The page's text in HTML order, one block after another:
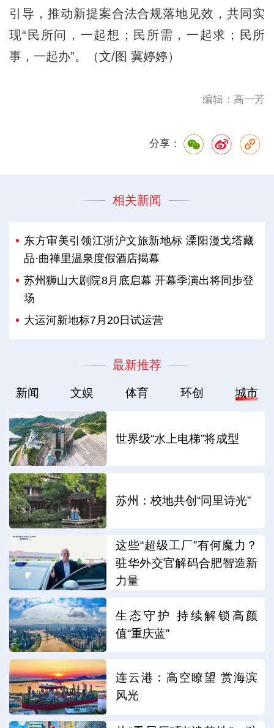
引导，推动新提案合法合规落地见效，共同实
现“民所问，一起想；民所需，一起求；民所
事，一起办”。（文/图 冀婷婷）
编辑：高一芳
分享：
相关新闻
东方审美引领江浙沪文旅新地标 溧阳漫戈塔藏
品·曲禅里温泉度假酒店揭幕
苏州狮山大剧院8月底启幕 开幕季演出将同步登
场
大运河新地标7月20日试运营
最新推荐
新闻 文娱 体育 环创 城市
世界级“水上电梯”将成型
苏州：校地共创“同里诗光”
这些“超级工厂”有何魔力？
驻华外交官解码合肥智造新
力量
生态守护 持续解锁高颜
值“重庆蓝”
连云港：高空瞭望 赏海滨
风光